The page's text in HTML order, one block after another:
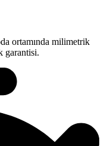
ortamında milimetrik
garantisi.